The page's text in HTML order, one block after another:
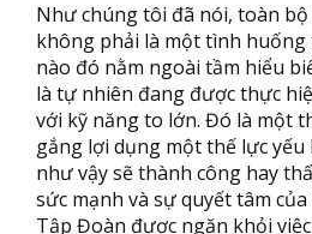
Như chúng tôi đã nói, toàn
không phải là một tình
nào đó nằm ngoài tầm hiểu
là tự nhiên đang được thực
với kỹ năng to lớn. Đó là một
gắng lợi dụng một thế lực
như vậy sẽ thành công hay
sức mạnh và sự quyết tâm
Tập Đoàn được ngăn khỏi